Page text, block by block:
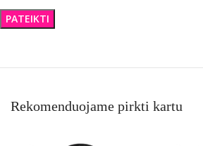
Rekomenduojame pirkti kartu